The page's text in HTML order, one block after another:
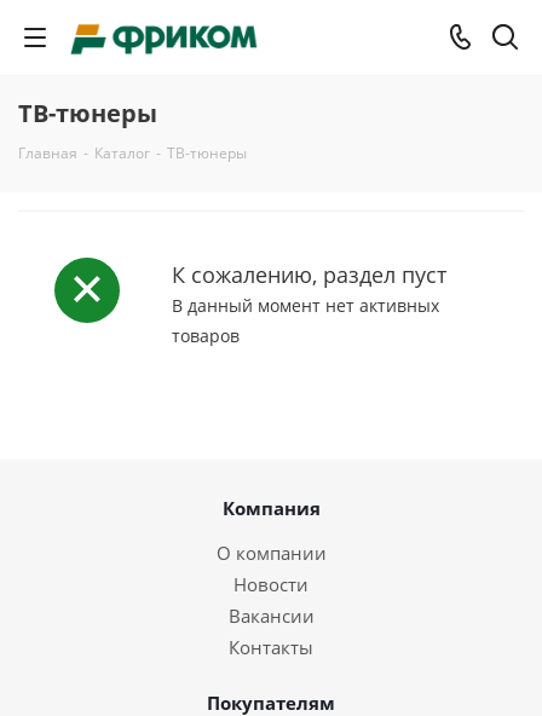
ТВ-тюнеры
Главная - Каталог - ТВ-тюнеры
К сожалению, раздел пуст
В данный момент нет активных
товаров
Компания
О компании
Новости
Вакансии
Контакты
Покупателям